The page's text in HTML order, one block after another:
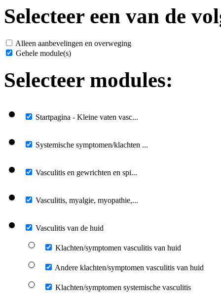
Selecteer een van de
Alleen aanbevelingen en overweging
Gehele module(s)
Selecteer modules:
Startpagina - Kleine vaten vasc...
Systemische symptomen/klachten ...
Vasculitis en gewrichten en spi...
Vasculitis, myalgie, myopathie,...
Vasculitis van de huid
Klachten/symptomen vasculitis van huid
Andere klachten/symptomen vasculitis van huid
Klachten/symptomen systemische vasculitis